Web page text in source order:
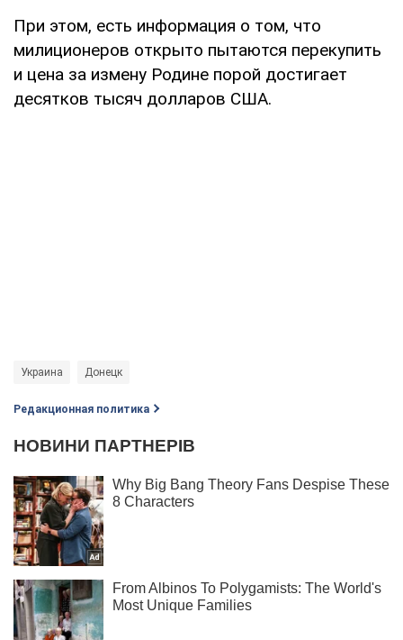
При этом, есть информация о том, что
милиционеров открыто пытаются перекупить
и цена за измену Родине порой достигает
десятков тысяч долларов США.
Украина Донецк
Редакционная политика